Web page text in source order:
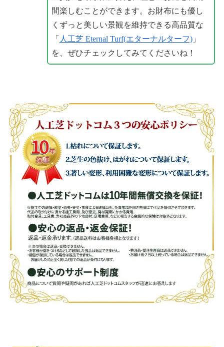
間楽しむことができます。お財布にも優し
くずっと美しい景観を維持できる高品質な
「 人工芝 Eternal Turf(エターナルターフ) 」
を、ぜひチェックしてみてくださいね！